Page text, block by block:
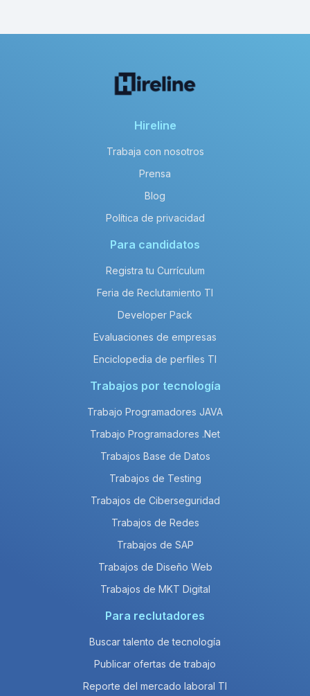
Hireline
Trabaja con nosotros
Prensa
Blog
Política de privacidad
Para candidatos
Registra tu Currículum
Feria de Reclutamiento TI
Developer Pack
Evaluaciones de empresas
Enciclopedia de perfiles TI
Trabajos por tecnología
Trabajo Programadores JAVA
Trabajo Programadores .Net
Trabajos Base de Datos
Trabajos de Testing
Trabajos de Ciberseguridad
Trabajos de Redes
Trabajos de SAP
Trabajos de Diseño Web
Trabajos de MKT Digital
Para reclutadores
Buscar talento de tecnología
Publicar ofertas de trabajo
Reporte del mercado laboral TI